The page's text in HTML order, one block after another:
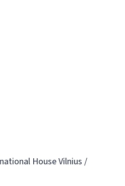
House Vilnius /